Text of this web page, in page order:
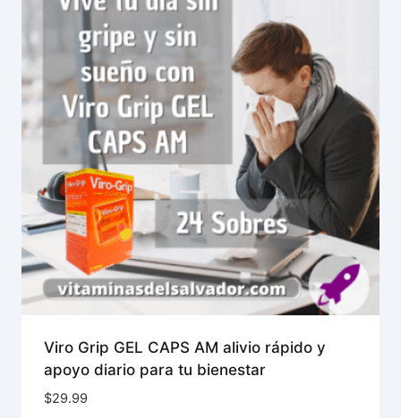
Viro Grip GEL CAPS AM alivio rápido y
apoyo diario para tu bienestar
$29.99